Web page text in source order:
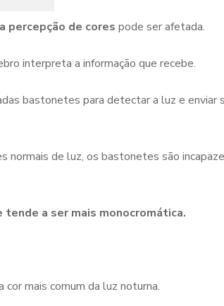
percepção de cores pode ser afetada.
interpreta a informação que recebe.
bastonetes para detectar a luz e enviar
normais de luz, os bastonetes são
a ser mais monocromática.
mais comum da luz noturna.